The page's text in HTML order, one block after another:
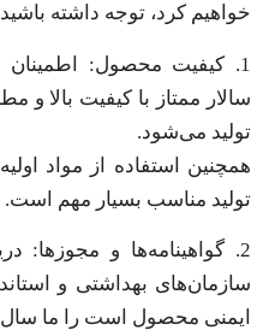
خواهیم کرد، توجه داشته
1. کیفیت محصول:
سالار ممتاز با کیفیت بالا و
تولید می‌شود.
همچنین استفاده از مواد
تولید مناسب بسیار مهم است.
2. گواهینامه‌ها و مجوزها:
سازمان‌های بهداشتی و
ایمنی محصول است را ما